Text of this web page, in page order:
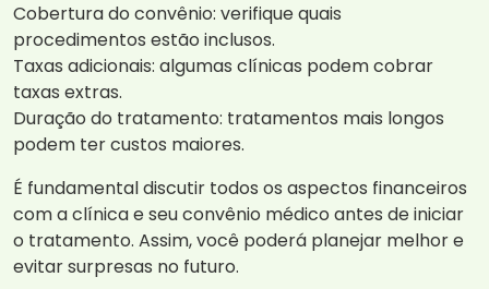
Cobertura do convênio: verifique quais
procedimentos estão inclusos.
Taxas adicionais: algumas clínicas podem cobrar
taxas extras.
Duração do tratamento: tratamentos mais longos
podem ter custos maiores.
É fundamental discutir todos os aspectos financeiros
com a clínica e seu convênio médico antes de iniciar
o tratamento. Assim, você poderá planejar melhor e
evitar surpresas no futuro.